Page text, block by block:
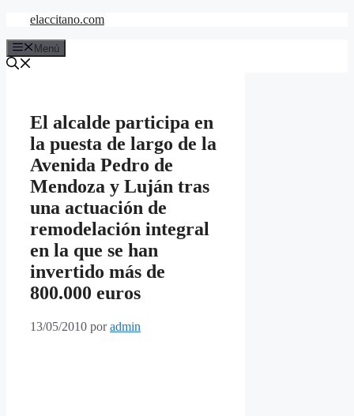
Saltar
contenido
elaccitano.com
Menú
El alcalde participa en
la puesta de largo de la
Avenida Pedro de
Mendoza y Luján tras
una actuación de
remodelación integral
en la que se han
invertido más de
800.000 euros
13/05/2010 poradmin